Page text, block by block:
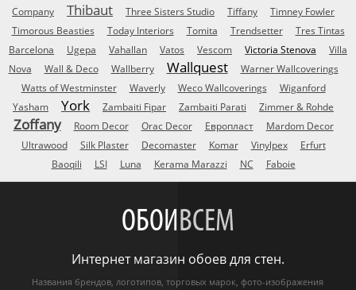
Company
Thibaut Three Sisters Studio Tiffany
Timney Fowler
Timorous Beasties
Today Interiors Tomita Trendsetter
Tres Tintas
Barcelona
Ugepa Vahallan Vatos Vescom Victoria Stenova
Villa
Nova
Wall & Deco Wallberry Wallquest
Warner Wallcoverings
Watts of Westminster
Waverly Weco Wallcoverings
Wiganford
Yasham
York Zambaiti Fipar Zambaiti Parati Zimmer & Rohde
Zoffany Room Decor Orac Decor Европласт
Mardom Decor
Ultrawood
Silk Plaster Decomaster Komar Vinylpex
Erfurt
Baoqili
LSI Luna Kerama Marazzi NC Faboie
ОБОИВСЕМ
Интернет магазин обоев для стен.
Названия брендов, логотипов, торговых марок, фото-изображения